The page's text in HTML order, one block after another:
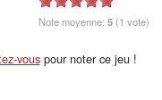
Note moyenne: 5 (1 vote)
vouspour noter ce jeu !